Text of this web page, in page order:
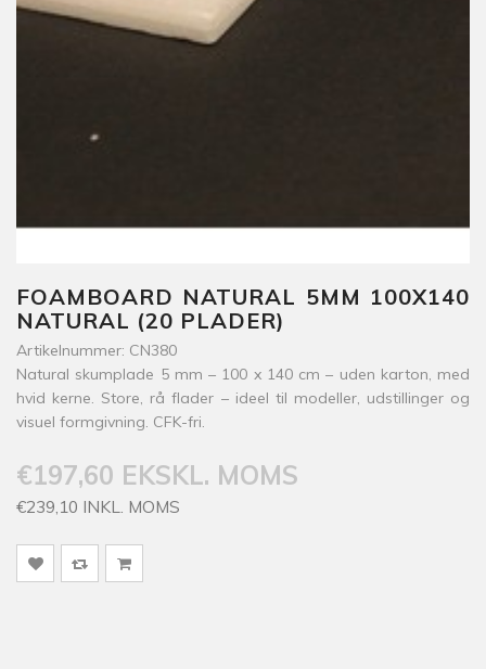
FOAMBOARD NATURAL 5MM 100X140
NATURAL (20 PLADER)
Artikelnummer: CN380
Natural skumplade 5 mm – 100 x 140 cm – uden karton, med
hvid kerne. Store, rå flader – ideel til modeller, udstillinger og
visuel formgivning. CFK-fri.
€197,60 EKSKL. MOMS
€239,10 INKL. MOMS